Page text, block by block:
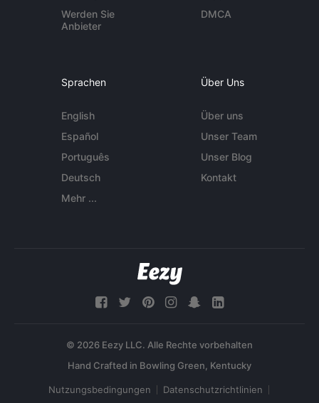
Werden Sie
Anbieter
DMCA
Sprachen
English
Español
Português
Deutsch
Mehr ...
Über Uns
Über uns
Unser Team
Unser Blog
Kontakt
© 2026 Eezy LLC. Alle Rechte vorbehalten
Nutzungsbedingungen Datenschutzrichtlinien